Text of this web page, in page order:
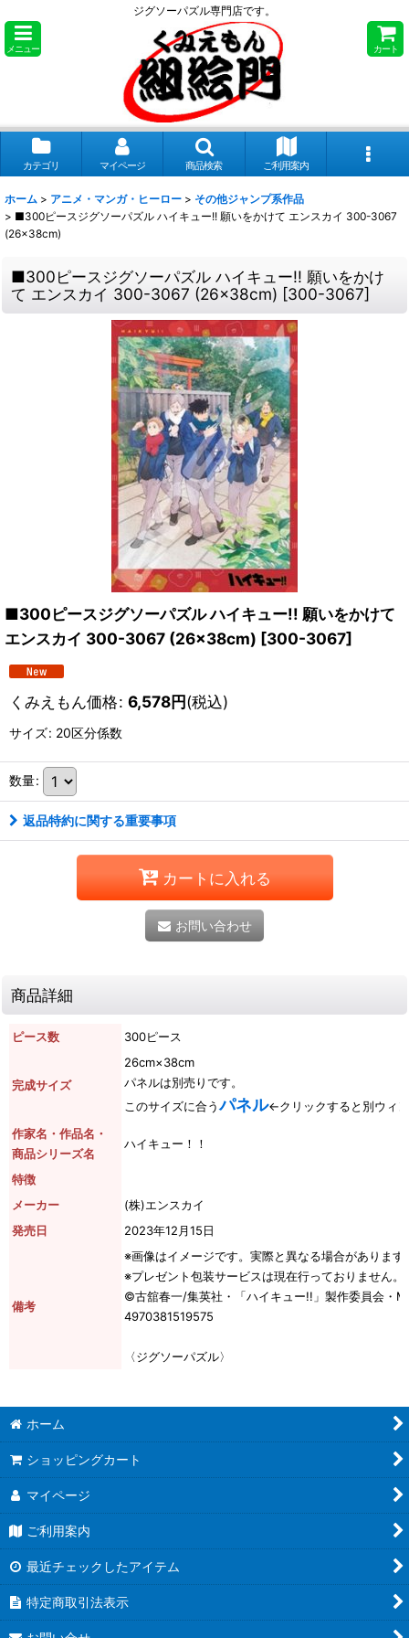
ジグソーパズル専門店です。
メニュー カート
カテゴリ マイページ 商品検索 ご利用案内
ホーム > アニメ・マンガ・ヒーロー > その他ジャンプ系作品
> ■300ピースジグソーパズル ハイキュー!! 願いをかけて エンスカイ 300-3067
(26×38cm)
■300ピースジグソーパズル ハイキュー!! 願いをかけ
て エンスカイ 300-3067 (26×38cm) [300-3067]
■300ピースジグソーパズル ハイキュー!! 願いをかけて
エンスカイ 300-3067 (26×38cm) [300-3067]
くみえもん価格: 6,578円(税込)
サイズ: 20区分係数
数量:
返品特約に関する重要事項
カートに入れる
お問い合わせ
商品詳細
ピース数 300ピース
完成サイズ
26cm×38cm
パネルは別売りです。
このサイズに合うパネル←クリックすると別ウィ
作家名・作品名・
商品シリーズ名
ハイキュー！！
特徴
メーカー
(株)エンスカイ
発売日
2023年12月15日
備考
※画像はイメージです。実際と異なる場合があります
※プレゼント包装サービスは現在行っておりません。
©古舘春一/集英社・「ハイキュー!!」製作委員会・
4970381519575
〈ジグソーパズル〉
ホーム
ショッピングカート
マイページ
ご利用案内
最近チェックしたアイテム
特定商取引法表示